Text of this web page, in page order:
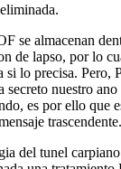
se almacenan
de lapso, por lo
si lo precisa. Pero,
secreto nuestro
es por ello que
trascendente.
del tunel